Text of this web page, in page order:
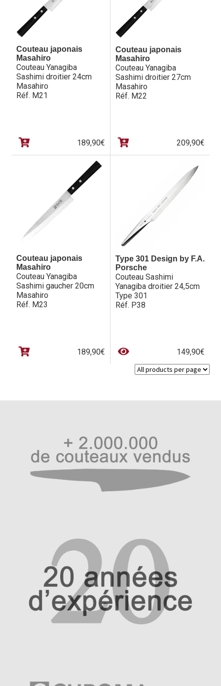
Couteau japonais
Masahiro
Couteau Yanagiba
Sashimi droitier 24cm
Masahiro
Réf. M21
189,90€
Couteau japonais
Masahiro
Couteau Yanagiba
Sashimi droitier 27cm
Masahiro
Réf. M22
209,90€
Couteau japonais
Masahiro
Couteau Yanagiba
Sashimi gaucher 20cm
Masahiro
Réf. M23
189,90€
Type 301 Design by F.A.
Porsche
Couteau Sashimi
Yanagiba droitier 24,5cm
Type 301
Réf. P38
149,90€